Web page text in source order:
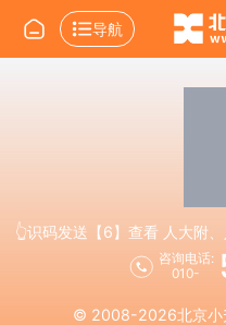
导航
👆识码发送【6】查看 人大附
咨询电话:
010-
© 2008-2026北京小